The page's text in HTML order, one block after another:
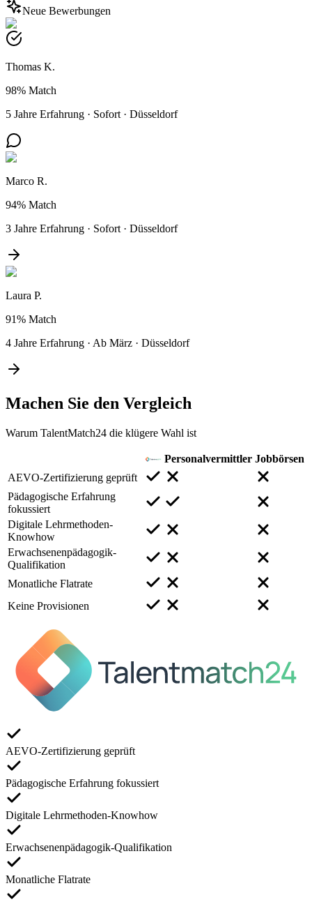
Neue Bewerbungen
Thomas K.
98% Match
5 Jahre Erfahrung · Sofort · Düsseldorf
Marco R.
94% Match
3 Jahre Erfahrung · Sofort · Düsseldorf
Laura P.
91% Match
4 Jahre Erfahrung · Ab März · Düsseldorf
Machen Sie den Vergleich
Warum TalentMatch24 die klügere Wahl ist
Personalvermittler Jobbörsen
AEVO-Zertifizierung geprüft
Pädagogische Erfahrung
fokussiert
Digitale Lehrmethoden-
Knowhow
Erwachsenenpädagogik-
Qualifikation
Monatliche Flatrate
Keine Provisionen
AEVO-Zertifizierung geprüft
Pädagogische Erfahrung fokussiert
Digitale Lehrmethoden-Knowhow
Erwachsenenpädagogik-Qualifikation
Monatliche Flatrate